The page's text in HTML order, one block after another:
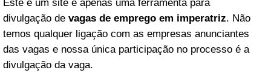
Este é um site é apenas uma ferramenta para
divulgação de vagas de emprego em imperatriz. Não
temos qualquer ligação com as empresas anunciantes
das vagas e nossa única participação no processo é a
divulgação da vaga.